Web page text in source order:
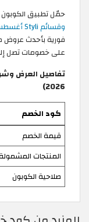
حمّل تطبيق
وقسائم Styli أغسطس 2026
فورية بأحدث عروض
على خصومات تصل إلى 75% على أزياء مختارة لفترة
تفاصيل العرض
2026)
كود الخصم
قيمة الخصم
المنتجات
صلاحية الكوبون